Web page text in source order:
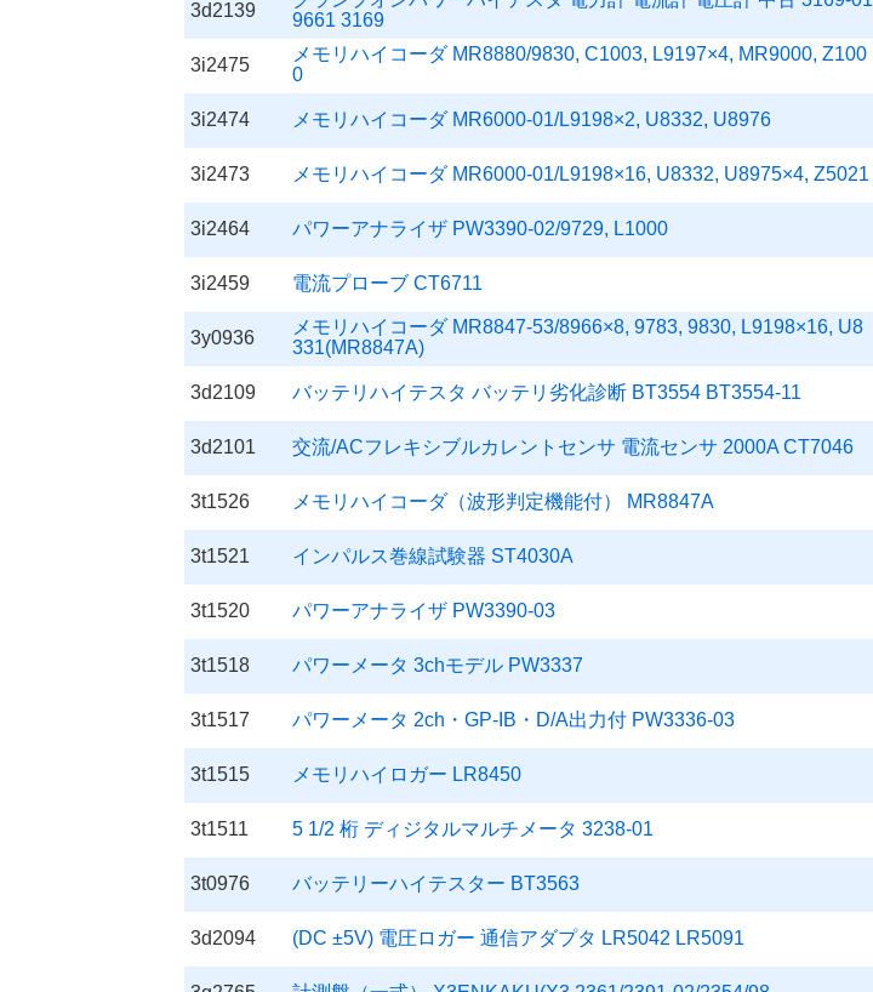
3d2139
9661 3169
3i2475
メモリハイコーダ MR8880/9830, C1003, L9197×4, MR9000, Z100
0
3i2474 メモリハイコーダ MR6000-01/L9198×2, U8332, U8976
3i2473 メモリハイコーダ MR6000-01/L9198×16, U8332, U8975×4, Z5021
3i2464 パワーアナライザ PW3390-02/9729, L1000
3i2459 電流プローブ CT6711
3y0936
メモリハイコーダ MR8847-53/8966×8, 9783, 9830, L9198×16, U8
331(MR8847A)
3d2109 バッテリハイテスタ バッテリ劣化診断 BT3554 BT3554-11
3d2101 交流/ACフレキシブルカレントセンサ 電流センサ 2000A CT7046
3t1526 メモリハイコーダ（波形判定機能付） MR8847A
3t1521 インパルス巻線試験器 ST4030A
3t1520 パワーアナライザ PW3390-03
3t1518 パワーメータ 3chモデル PW3337
3t1517 パワーメータ 2ch・GP-IB・D/A出力付 PW3336-03
3t1515 メモリハイロガー LR8450
3t1511 5 1/2 桁 ディジタルマルチメータ 3238-01
3t0976 バッテリーハイテスター BT3563
3d2094 (DC ±5V) 電圧ロガー 通信アダプタ LR5042 LR5091